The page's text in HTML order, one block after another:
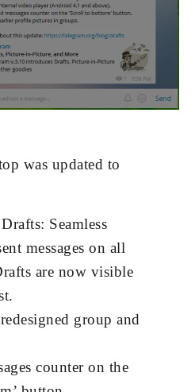
was updated to
Seamless
messages on all
are now visible
group and
counter on the